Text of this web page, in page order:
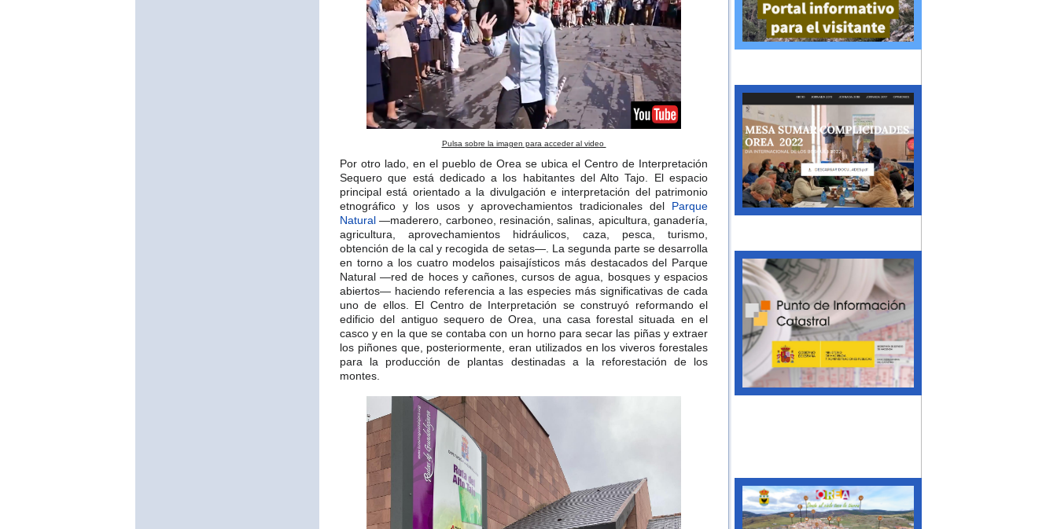
Pulsa sobre la imagen para acceder al video
Por otro lado, en el pueblo de Orea se ubica el Centro de Interpretación
Sequero que está dedicado a los habitantes del Alto Tajo. El espacio
principal está orientado a la divulgación e interpretación del patrimonio
etnográfico y los usos y aprovechamientos tradicionales del Parque
Natural —maderero, carboneo, resinación, salinas, apicultura, ganadería,
agricultura, aprovechamientos hidráulicos, caza, pesca, turismo,
obtención de la cal y recogida de setas—. La segunda parte se desarrolla
en torno a los cuatro modelos paisajísticos más destacados del Parque
Natural —red de hoces y cañones, cursos de agua, bosques y espacios
abiertos— haciendo referencia a las especies más significativas de cada
uno de ellos. El Centro de Interpretación se construyó reformando el
edificio del antiguo sequero de Orea, una casa forestal situada en el
casco y en la que se contaba con un horno para secar las piñas y extraer
los piñones que, posteriormente, eran utilizados en los viveros forestales
para la producción de plantas destinadas a la reforestación de los
montes.